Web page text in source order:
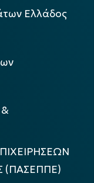
Ελλάδος
(ΠΑΣΕΠΠΕ)